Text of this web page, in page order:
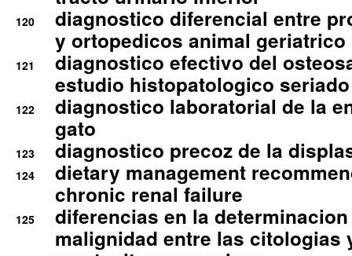
120
diagnostico diferencial entre
y ortopedicos animal geriatrico
121
diagnostico efectivo del
estudio histopatologico seriado
122
diagnostico laboratorial de la
gato
123 diagnostico precoz de la
124
dietary management
chronic renal failure
125
diferencias en la
malignidad entre las citologias